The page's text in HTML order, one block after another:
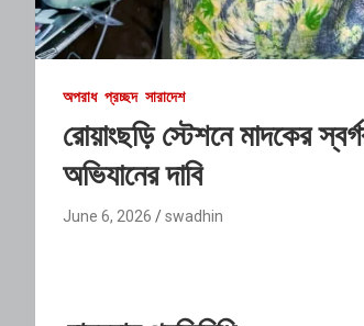
অপরাধ প্রচ্ছদ সারাদেশ
রোয়াংছড়ি স্টেশনে মাদকের
অভিযানের দাবি
June 6, 2026 swadhin